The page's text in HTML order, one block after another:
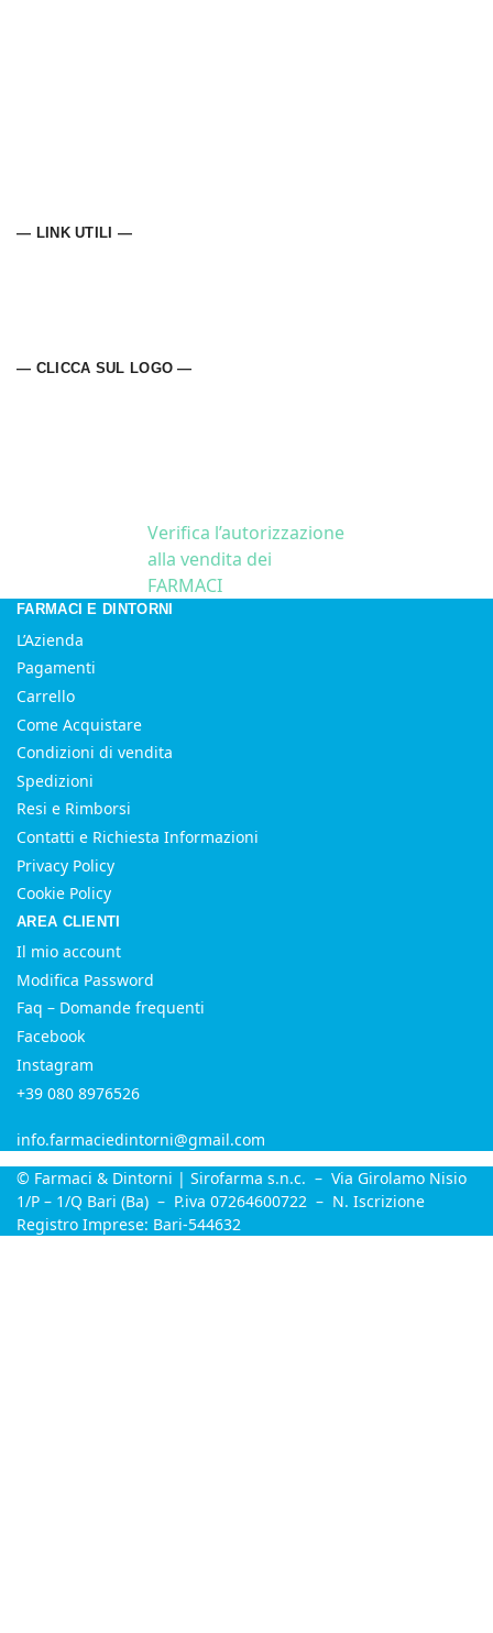
— LINK UTILI —
— CLICCA SUL LOGO —
Verifica l’autorizzazione
alla vendita dei
FARMACI
FARMACI E DINTORNI
L’Azienda
Pagamenti
Carrello
Come Acquistare
Condizioni di vendita
Spedizioni
Resi e Rimborsi
Contatti e Richiesta Informazioni
Privacy Policy
Cookie Policy
AREA CLIENTI
Il mio account
Modifica Password
Faq – Domande frequenti
Facebook
Instagram
+39 080 8976526
info.farmaciedintorni@gmail.com
© Farmaci & Dintorni | Sirofarma s.n.c. – Via Girolamo Nisio
1/P – 1/Q Bari (Ba) – P.iva 07264600722 – N. Iscrizione
Registro Imprese: Bari-544632